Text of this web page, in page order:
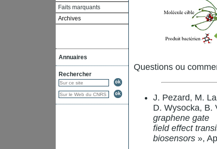
Faits marquants
Archives
Annuaires
Rechercher
Questions ou
J. Pezard, M.
D. Wysocka, B.
graphene gate
field effect
biosensors »,